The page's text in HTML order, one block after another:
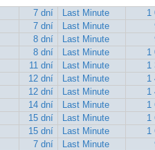
7 dní Last Minute
1
7 dní Last Minute
8 dní Last Minute
8 dní Last Minute
1
11 dní Last Minute
1
12 dní Last Minute
1
12 dní Last Minute
1
14 dní Last Minute
1
15 dní Last Minute
1
15 dní Last Minute
1
7 dní Last Minute